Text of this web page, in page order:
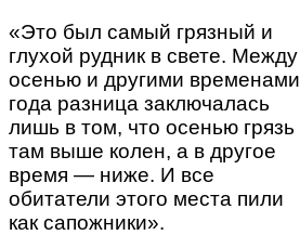
«Это был самый грязный и
глухой рудник в свете. Между
осенью и другими временами
года разница заключалась
лишь в том, что осенью грязь
там выше колен, а в другое
время — ниже. И все
обитатели этого места пили
как сапожники».